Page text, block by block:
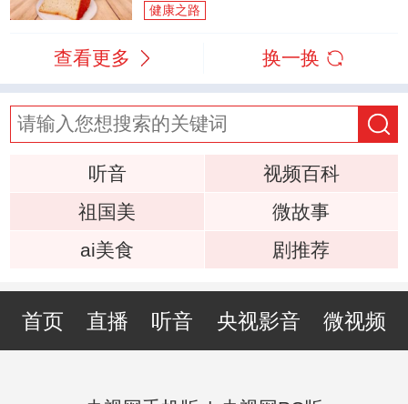
健康之路
查看更多 换一换
听音
视频百科
祖国美
微故事
ai美食
剧推荐
首页 直播 听音 央视影音 微视频